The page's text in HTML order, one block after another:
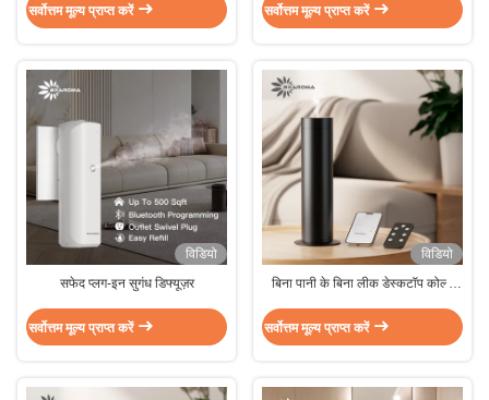
सर्वोत्तम मूल्य प्राप्त करें
सर्वोत्तम मूल्य प्राप्त करें
विडियो
सफेद प्लग-इन सुगंध डिफ्यूज़र
सर्वोत्तम मूल्य प्राप्त करें
विडियो
बिना पानी के बिना लीक डेस्कटॉप कोल्ड
सर्वोत्तम मूल्य प्राप्त करें